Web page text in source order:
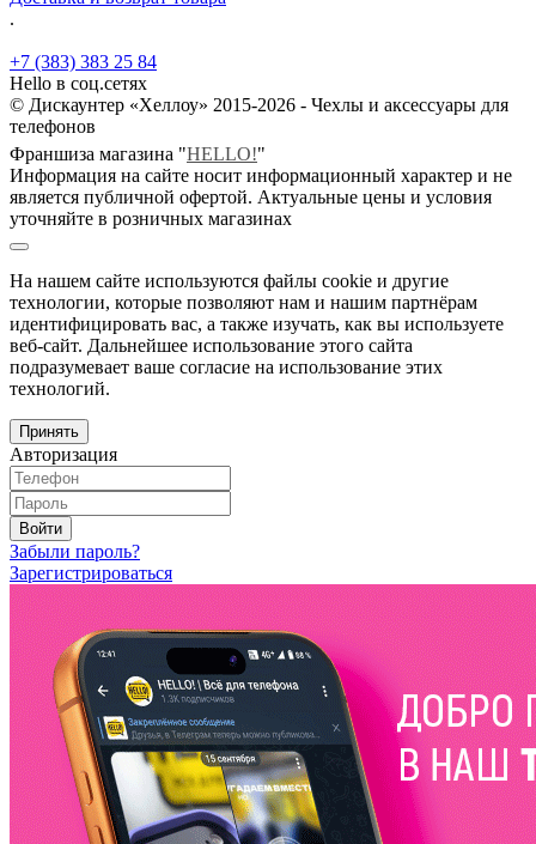
.
+7 (383) 383 25 84
Hello в соц.сетях
© Дискаунтер «Хеллоу» 2015-2026 - Чехлы и аксессуары для
телефонов
Франшиза магазина "HELLO!"
Информация на сайте носит информационный характер и не
является публичной офертой. Актуальные цены и условия
уточняйте в розничных магазинах
На нашем сайте используются файлы cookie и другие
технологии, которые позволяют нам и нашим партнёрам
идентифицировать вас, а также изучать, как вы используете
веб-сайт. Дальнейшее использование этого сайта
подразумевает ваше согласие на использование этих
технологий.
Принять
Авторизация
Войти
Забыли пароль?
Зарегистрироваться